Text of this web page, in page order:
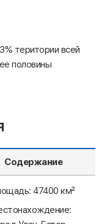
територии всей
половины
Содержание
47400 км²